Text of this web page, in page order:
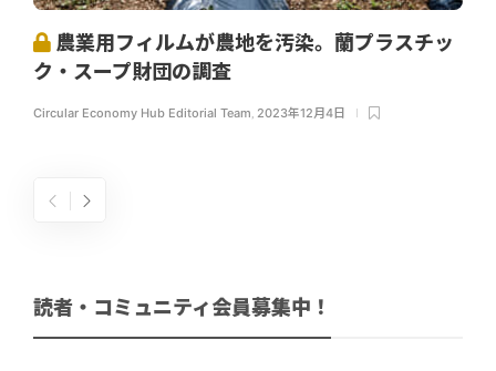
農業用フィルムが農地を汚染。蘭プラスチッ
ク・スープ財団の調査
Circular Economy Hub Editorial Team, 2023年12月4日
読者・コミュニティ会員募集中！